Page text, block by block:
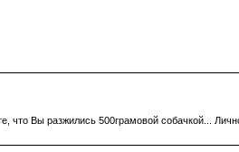
Вы разжились 500грамовой собачкой...